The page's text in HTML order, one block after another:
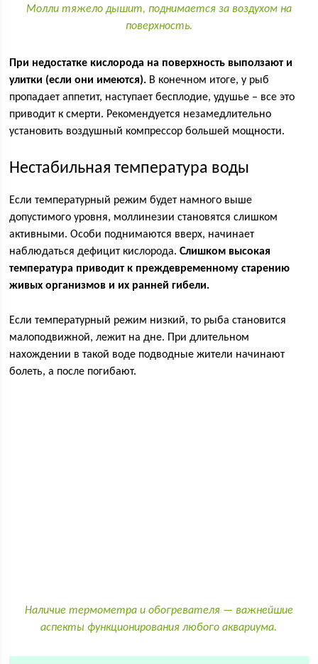
Молли тяжело дышит, поднимается за воздухом на
поверхность.
При недостатке кислорода на поверхность выползают и
улитки (если они имеются). В конечном итоге, у рыб
пропадает аппетит, наступает бесплодие, удушье – все это
приводит к смерти. Рекомендуется незамедлительно
установить воздушный компрессор большей мощности.
Нестабильная температура воды
Если температурный режим будет намного выше
допустимого уровня, моллинезии становятся слишком
активными. Особи поднимаются вверх, начинает
наблюдаться дефицит кислорода.Слишком высокая
температура приводит к преждевременному старению
живых организмов и их ранней гибели.
Если температурный режим низкий, то рыба становится
малоподвижной, лежит на дне. При длительном
нахождении в такой воде подводные жители начинают
болеть, а после погибают.
Наличие термометра и обогревателя — важнейшие
аспекты функционирования любого аквариума.